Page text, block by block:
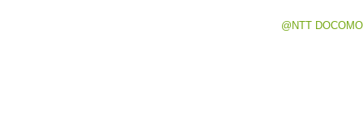
@NTT DOCOMO